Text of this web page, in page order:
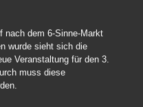
nach dem 6-Sinne-Markt
wurde sieht sich die
Veranstaltung für den 3.
muss diese